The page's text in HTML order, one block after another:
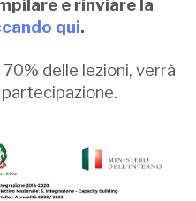
e rinviare la
qui.
delle lezioni, verrà